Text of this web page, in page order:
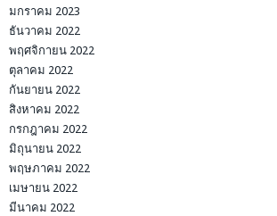
มกราคม 2023
ธันวาคม 2022
พฤศจิกายน 2022
ตุลาคม 2022
กันยายน 2022
สิงหาคม 2022
กรกฎาคม 2022
มิถุนายน 2022
พฤษภาคม 2022
เมษายน 2022
มีนาคม 2022